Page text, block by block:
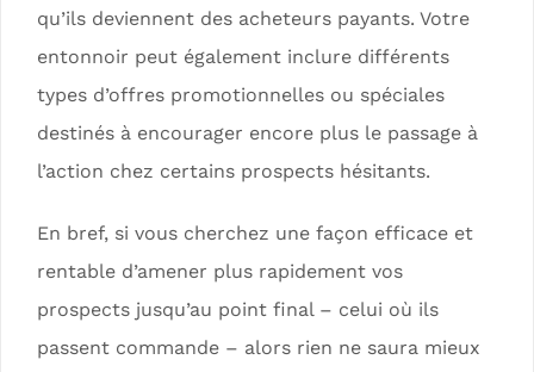
qu’ils deviennent des acheteurs payants. Votre
entonnoir peut également inclure différents
types d’offres promotionnelles ou spéciales
destinés à encourager encore plus le passage à
l’action chez certains prospects hésitants.
En bref, si vous cherchez une façon efficace et
rentable d’amener plus rapidement vos
prospects jusqu’au point final – celui où ils
passent commande – alors rien ne saura mieux